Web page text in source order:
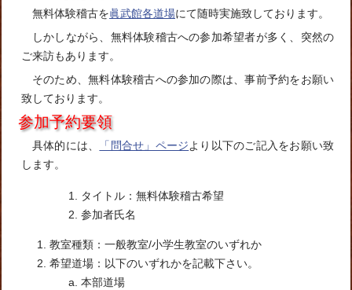
無料体験稽古を眞武館各道場にて随時実施致しております。
しかしながら、無料体験稽古への参加希望者が多く、突然の
ご来訪もあります。
そのため、無料体験稽古への参加の際は、事前予約をお願い
致しております。
参加予約要領
具体的には、 「問合せ」ページより以下のご記入をお願い致
します。
タイトル：無料体験稽古希望
参加者氏名
教室種類：一般教室/小学生教室のいずれか
希望道場：以下のいずれかを記載下さい。
本部道場